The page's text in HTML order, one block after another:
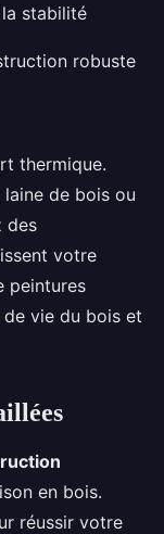
stabilité
robuste
thermique.
de bois ou
des
votre
peintures
vie du bois et
en bois.
réussir votre